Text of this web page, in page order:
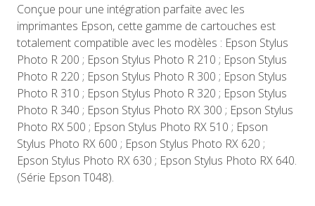
Conçue pour une intégration parfaite avec les
imprimantes Epson, cette gamme de cartouches est
totalement compatible avec les modèles : Epson Stylus
Photo R 200 ; Epson Stylus Photo R 210 ; Epson Stylus
Photo R 220 ; Epson Stylus Photo R 300 ; Epson Stylus
Photo R 310 ; Epson Stylus Photo R 320 ; Epson Stylus
Photo R 340 ; Epson Stylus Photo RX 300 ; Epson Stylus
Photo RX 500 ; Epson Stylus Photo RX 510 ; Epson
Stylus Photo RX 600 ; Epson Stylus Photo RX 620 ;
Epson Stylus Photo RX 630 ; Epson Stylus Photo RX 640.
(Série Epson T048).